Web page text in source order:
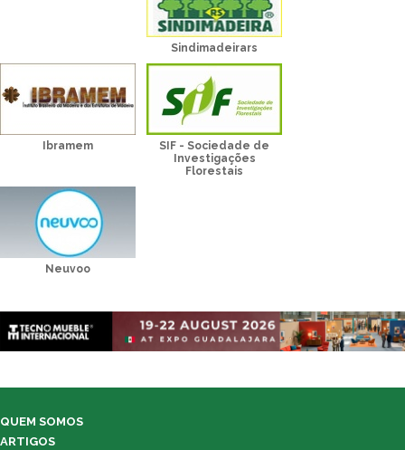
Sindimadeirars
Ibramem
SIF - Sociedade de
Investigações
Florestais
Neuvoo
QUEM SOMOS
ARTIGOS